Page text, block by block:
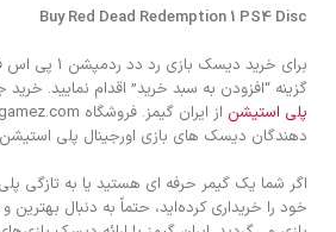
Buy Red Dead Redemption 1 PS4 Disc
برای خرید
گزینه “افزودن به سبد خرید” اقدام نمایید. خرید
پلی استیشن
دهندگان دیسک های بازی اورجینال پلی
اگر شما یک گیمر حرفه ای هستید یا به تازگی
خود را خریداری کرده‌اید، حتماً به دنبال